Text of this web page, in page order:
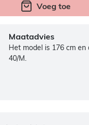
Voeg toe
Maatadvies
Het model is 176 cm
40/M.